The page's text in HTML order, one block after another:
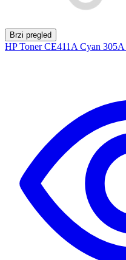
Brzi pregled
HP Toner CE411A Cyan 305A